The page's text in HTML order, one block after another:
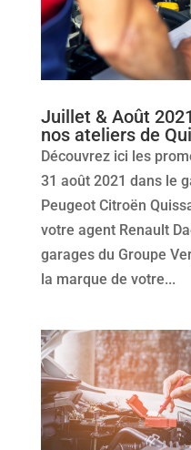
Juillet & Août
nos ateliers de
Découvrez ici les
31 août 2021 dans le
Peugeot Citroën
votre agent Renault
garages du Groupe
la marque de votre...